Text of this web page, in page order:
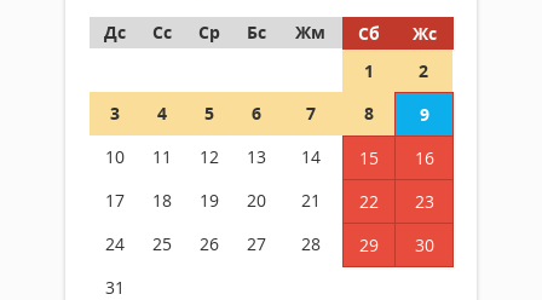
Дс
Сс Ср Бс Жм Сб
Жс
1
2
3
4 5 6 7 8
9
10
11 12 13 14 15
16
17
18 19 20 21 22
23
24
25 26 27 28 29
30
31